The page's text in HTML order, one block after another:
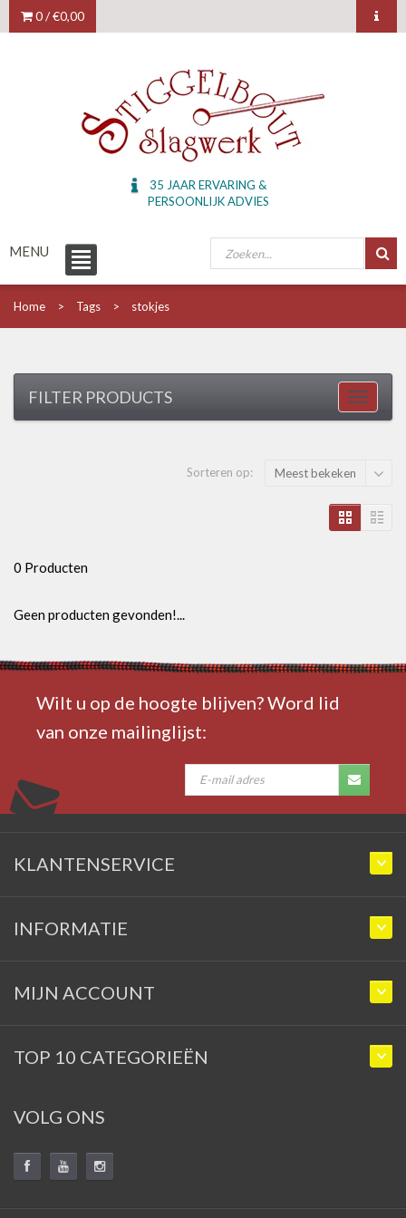
0 /€0,00
35 JAAR ERVARING &
PERSOONLIJK ADVIES
MENU
Home Tags stokjes
FILTER PRODUCTS
Sorteren op: Meest bekeken
0 Producten
Geen producten gevonden!...
Wilt u op de hoogte blijven? Word lid
van onze mailinglijst:
KLANTENSERVICE
INFORMATIE
MIJN ACCOUNT
TOP 10 CATEGORIEËN
VOLG ONS